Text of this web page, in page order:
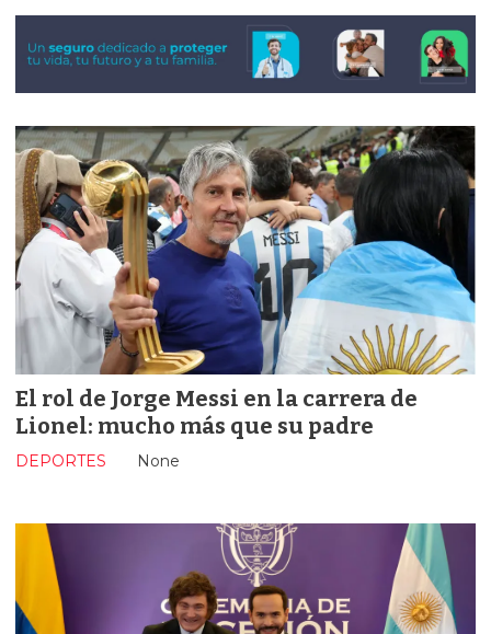
El rol de Jorge Messi en la carrera de
Lionel: mucho más que su padre
None
DEPORTES